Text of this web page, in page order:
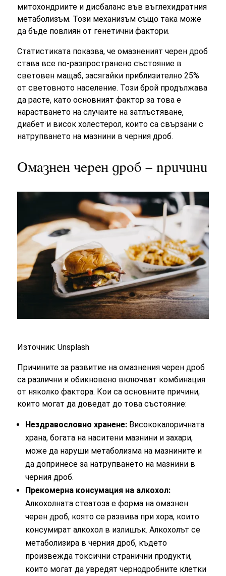
митохондриите и дисбаланс във въглехидратния
метаболизъм. Този механизъм също така може
да бъде повлиян от генетични фактори.
Статистиката показва, че омазненият черен дроб
става все по-разпространено състояние в
световен мащаб, засягайки приблизително 25%
от световното население. Този брой продължава
да расте, като основният фактор за това е
нарастването на случаите на затлъстяване,
диабет и висок холестерол, които са свързани с
натрупването на мазнини в черния дроб.
Омазнен черен дроб – причини
Източник: Unsplash
Причините за развитие на омазнения черен дроб
са различни и обикновено включват комбинация
от няколко фактора. Кои са основните причини,
които могат да доведат до това състояние:
Нездравословно хранене: Висококалоричната
храна, богата на наситени мазнини и захари,
може да наруши метаболизма на мазнините и
да допринесе за натрупването на мазнини в
черния дроб.
Прекомерна консумация на алкохол:
Алкохолната стеатоза е форма на омазнен
черен дроб, която се развива при хора, които
консумират алкохол в излишък. Алкохолът се
метаболизира в черния дроб, където
произвежда токсични странични продукти,
които могат да увредят чернодробните клетки